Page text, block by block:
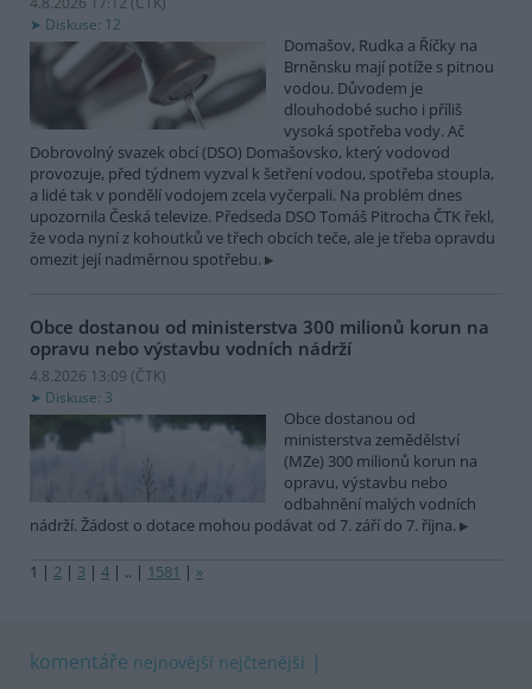
Diskuse: 12
Domašov, Rudka a Říčky na
Brněnsku mají potíže s pitnou
vodou. Důvodem je
dlouhodobé sucho i příliš
vysoká spotřeba vody. Ač
Dobrovolný svazek obcí (DSO) Domašovsko, který vodovod
provozuje, před týdnem vyzval k šetření vodou, spotřeba stoupla,
a lidé tak v pondělí vodojem zcela vyčerpali. Na problém dnes
upozornila Česká televize. Předseda DSO Tomáš Pitrocha ČTK řekl,
že voda nyní z kohoutků ve třech obcích teče, ale je třeba opravdu
omezit její nadměrnou spotřebu.
Obce dostanou od ministerstva 300 milionů korun na
opravu nebo výstavbu vodních nádrží
4.8.2026 13:09 (ČTK)
Diskuse: 3
Obce dostanou od
ministerstva zemědělství
(MZe) 300 milionů korun na
opravu, výstavbu nebo
odbahnění malých vodních
nádrží. Žádost o dotace mohou podávat od 7. září do 7. října.
1 | 2 | 3 | 4 | .. | 1581 | »
komentáře nejnovější nejčtenější